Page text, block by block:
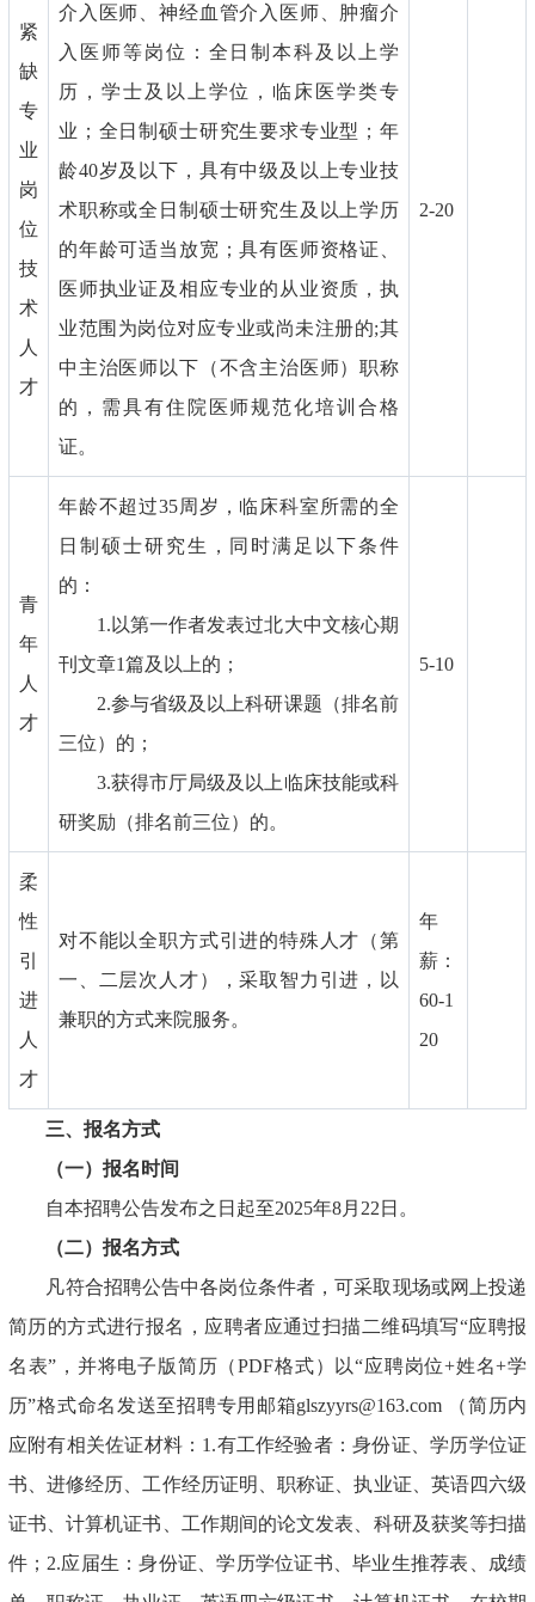
紧
缺
专
业
岗
位
技
术
人
才
介入医师、神经血管介入医师、肿瘤介
入医师等岗位：全日制本科及以上学
历，学士及以上学位，临床医学类专
业；全日制硕士研究生要求专业型；年
龄40岁及以下，具有中级及以上专业技
术职称或全日制硕士研究生及以上学历
的年龄可适当放宽；具有医师资格证、
医师执业证及相应专业的从业资质，执
业范围为岗位对应专业或尚未注册的;其
中主治医师以下（不含主治医师）职称
的，需具有住院医师规范化培训合格
证。
2-20
青
年
人
才
年龄不超过35周岁，临床科室所需的全
日制硕士研究生，同时满足以下条件
的：
1.以第一作者发表过北大中文核心期
刊文章1篇及以上的；
2.参与省级及以上科研课题（排名前
三位）的；
3.获得市厅局级及以上临床技能或科
研奖励（排名前三位）的。
5-10
柔
性
引
进
人
才
对不能以全职方式引进的特殊人才（第
一、二层次人才），采取智力引进，以
兼职的方式来院服务。
年
薪：
60-1
20
三、报名方式
（一）报名时间
自本招聘公告发布之日起至2025年8月22日。
（二）报名方式
凡符合招聘公告中各岗位条件者，可采取现场或网上投递
简历的方式进行报名，应聘者应通过扫描二维码填写“应聘报
名表”，并将电子版简历（PDF格式）以“应聘岗位+姓名+学
历”格式命名发送至招聘专用邮箱glszyyrs@163.com （简历内
应附有相关佐证材料：1.有工作经验者：身份证、学历学位证
书、进修经历、工作经历证明、职称证、执业证、英语四六级
证书、计算机证书、工作期间的论文发表、科研及获奖等扫描
件；2.应届生：身份证、学历学位证书、毕业生推荐表、成绩